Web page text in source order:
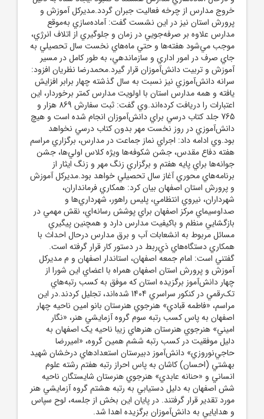
خروج مدارس از چرخه فعاليت جبران گردد.مديرکل آموزش و
پرورش استان نيز در اين نشست گفت: آماده‌سازي به‌موقع
مدارس علاوه بر صرفه‌جويي در زمان و جلوگيري از اتلاف انرژي،
موجب مي‌شود هفته‌ها و حتي ماه‌هاي نخست سال تحصيلي به
جاي صرف در امور اداري و سازماندهي، به طور کامل در مسير
آموزش و تربيت دانش‌آموزان قرار گيرد.محمدرضا نظريان افزود:
سرانه دانش‌آموزي نيز نسبت به سال گذشته چهار برابر افزايش
يافته و همه مدارس استان با اولويت مدارس کمتر برخوردار، اين
اعتبارات را دريافت کرده‌اند.وي گفت: ثبت سفارش 869 هزار و
765 جلد کتاب درسي براي دانش‌آموزان انجام شده است و هيچ
دانش‌آموزي در روز نخست مهر بدون کتاب درسي نخواهد
بود.وي ادامه داد: اجراي نماز جماعت در مدارس، برگزاري مراسم
هفته دفاع مقدس، جشن شکوفه‌ها ويژه کلاس اولي‌ها، جشن
جوانه‌ها براي پايه هفتم و برگزاري زنگ مهر و زنگ ايثار از
برنامه‌هاي محوري آغاز سال تحصيلي خواهد بود.مديرکل آموزش
و پرورش استان اصفهان بيان کرد: همکاري فرمانداران،
شهرداران، نيروي انتظامي، پليس راهور، شهرداري‌ها و
صداوسيماي مرکز اصفهان براي پوشش رسانه‌اي، نقش مهمي در
بازگشايي منظم و باکيفيت مدارس دارد و همچنين پيگيري
مسائل مربوط به انشعابات آب و برق مدارس درحال احداث با
همکاري دستگاه‌هاي ذي‌ربط در دستور کار قرار گرفته است.
گفتني است: امام جمعه اصفهان، استاندار اصفهان و م مديرکل
آموزش و پرورش استان اصفهان همراه با اعضاي اين شورا از
چهار دانش‌آموز برگزيده استان که موفق به کسب رتبه‌هاي
تک‌رقمي در کنکور سراسري 1404 شده‌اند، تجليل کردند.در اين
مراسم، «فاطمه قبادي» هنرجوي هنرستان بانو امين ناحيه چهار
اصفهان به پاس کسب رتبه سوم گروه آزمايشي هنر، «نگار
اميني» هنرجوي هنرستان هنرهاي زيبا ناحيه يک اصفهان به
دليل موفقيت در کسب رتبه ششم همين گروه، «اميررضا
حاجي‌نوروزي» دانش‌آموز دبيرستان استعدادهاي درخشان شهيد
بهشتي (احسان) کاشان به پاس احراز رتبه هفتم رشته علوم
انساني و «حنانه عابدي» هنرجوي هنرستان شايستگان ناحيه
شش اصفهان به دليل دستيابي به رتبه هشتم گروه آزمايشي هنر
مورد تقدير قرار گرفتند. در پايان اين بخش از جلسه، لوح سپاس
و هدايايي به دانش‌آموزان برگزيده اهدا شد.